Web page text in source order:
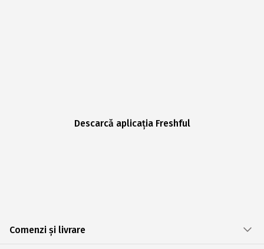
Descarcă aplicația Freshful
Comenzi și livrare